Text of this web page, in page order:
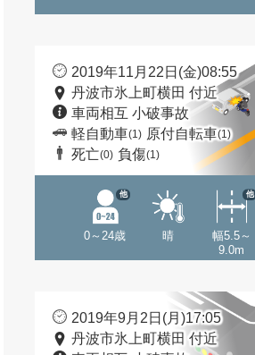
2019年11月22日(金)08:55
丹波市氷上町横田 付近
車両相互 小破事故
軽自動車(1) 原付自転車(1)
死亡(0) 負傷(1)
0～24歳
他
晴
幅5.5～
9.0m
他
2019年9月2日(月)17:05
丹波市氷上町横田 付近